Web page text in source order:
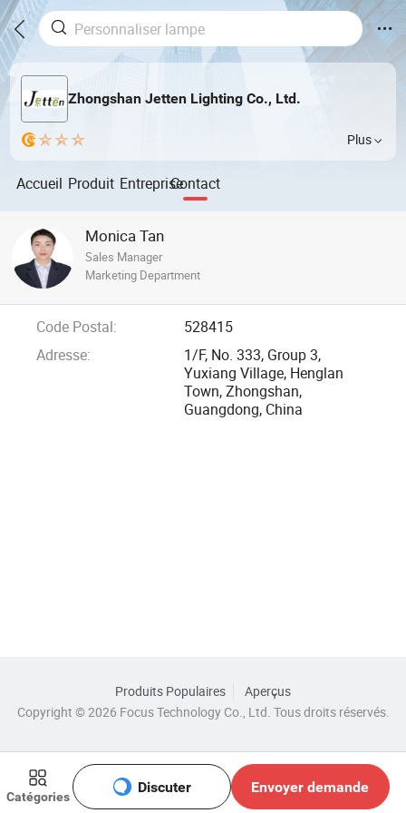
Zhongshan Jetten Lighting Co., Ltd.
Plus
Accueil Produit EntrepriseContact
Catégories
Discuter Envoyer demande
Monica Tan
Sales Manager
Marketing Department
Code Postal:
528415
Adresse:
1/F, No. 333, Group 3,
Yuxiang Village, Henglan
Town, Zhongshan,
Guangdong, China
Produits Populaires
Aperçus
Copyright © 2026 Focus Technology Co., Ltd. Tous droits réservés.